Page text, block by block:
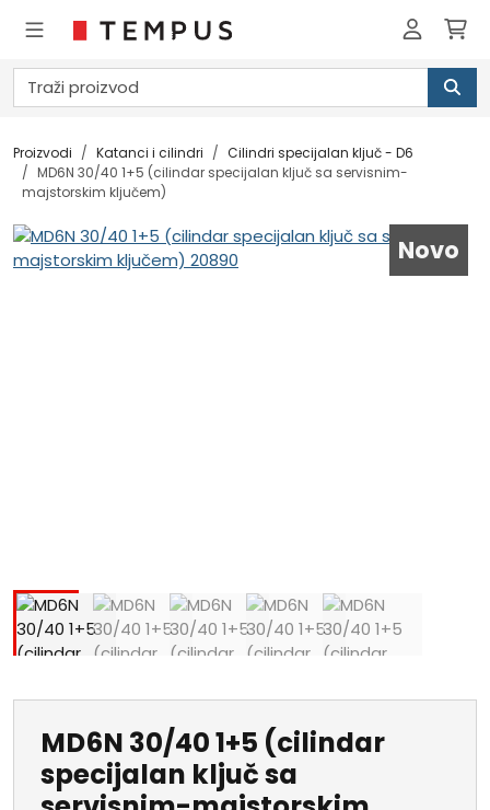
Proizvodi Katanci i cilindri
Cilindri specijalan ključ - D6
MD6N 30/40 1+5 (cilindar specijalan ključ sa servisnim-
majstorskim ključem)
Novo
MD6N 30/40 1+5 (cilindar
specijalan ključ sa